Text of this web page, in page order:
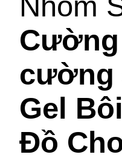
cường
Gel
Đồ